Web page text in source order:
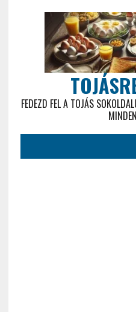
FEDEZD FEL A TOJÁS